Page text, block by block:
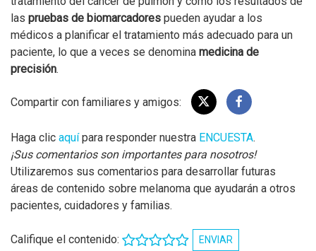
las pruebas de biomarcadores pueden ayudar a los
médicos a planificar el tratamiento más adecuado para un
paciente, lo que a veces se denomina medicina de
precisión.
Compartir con familiares y amigos:
Haga clic aquípara responder nuestra ENCUESTA.
¡Sus comentarios son importantes para nosotros!
Utilizaremos sus comentarios para desarrollar futuras
áreas de contenido sobre melanoma que ayudarán a otros
pacientes, cuidadores y familias.
Califique el contenido: ENVIAR